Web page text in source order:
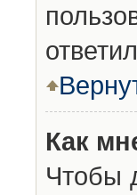
Как
Чтобы